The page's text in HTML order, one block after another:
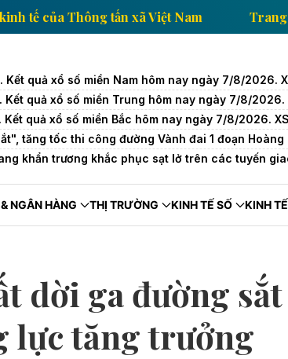
tin kinh tế của Thông tấn xã Việt Nam
Kết quả xổ số miền Nam hôm nay ngày 7/8/2026.
Kết quả xổ số miền Trung hôm nay ngày 7/8/
Kết quả xổ số miền Bắc hôm nay ngày 7/8/2026.
tăng tốc thi công đường Vành đai 1 đoạn Hoàng
khẩn trương khắc phục sạt lở trên các tuyến
NGÂN HÀNG THỊ TRƯỜNG KINH TẾ SỐ KINH
dời ga đường
lực tăng trưởng